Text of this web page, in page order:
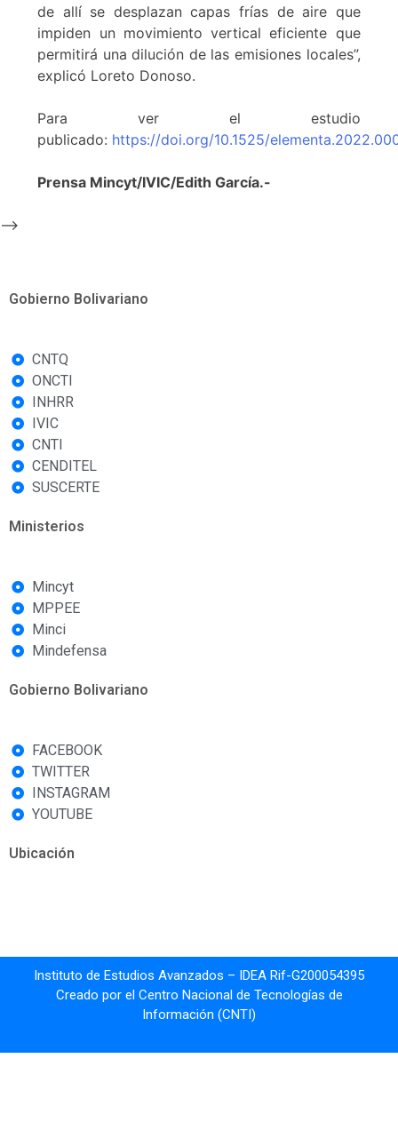
de allí se desplazan capas frías de aire que
impiden un movimiento vertical eficiente que
permitirá una dilución de las emisiones locales”,
explicó Loreto Donoso.
Para ver el estudio
publicado: https://doi.org/10.1525/
Prensa Mincyt/IVIC/Edith García.-
-->
Gobierno Bolivariano
CNTQ
ONCTI
INHRR
IVIC
CNTI
CENDITEL
SUSCERTE
Ministerios
Mincyt
MPPEE
Minci
Mindefensa
Gobierno Bolivariano
FACEBOOK
TWITTER
INSTAGRAM
YOUTUBE
Ubicación
Instituto de Estudios Avanzados – IDEA Rif-G200054395
Creado por el Centro Nacional de Tecnologías de
Información (CNTI)